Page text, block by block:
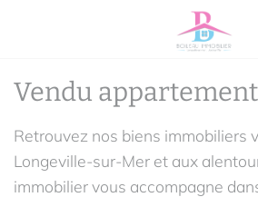
Vendu
Retrouvez nos biens immobiliers
Longeville-sur-Mer et aux
immobilier vous accompagne